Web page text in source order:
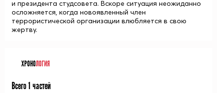
и президента студсовета. Вскоре ситуация неожиданно
осложняется, когда новоявленный член
террористической организации влюбляется в свою
жертву.
ХРОНОЛОГИЯ
Всего 1 частей